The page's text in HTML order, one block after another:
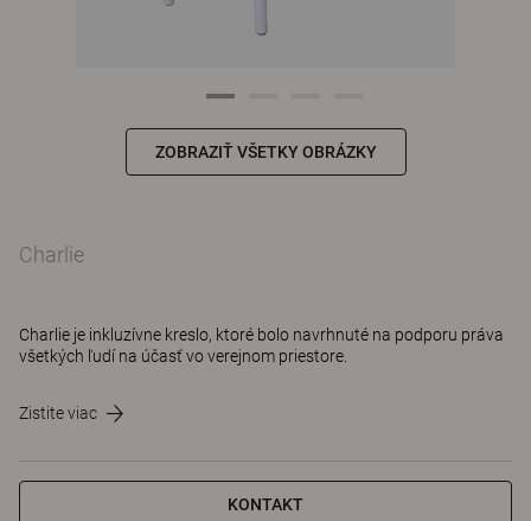
ZOBRAZIŤ VŠETKY OBRÁZKY
Charlie
Charlie je inkluzívne kreslo, ktoré bolo navrhnuté na podporu práva
všetkých ľudí na účasť vo verejnom priestore.
Zistite viac
KONTAKT